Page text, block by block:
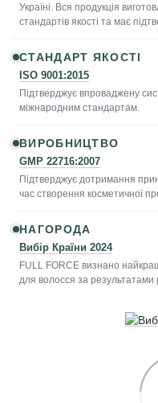
Україні. Вся продукція
стандартів якості та має
СТАНДАРТ ЯКОСТІ
ISO 9001:2015
Підтверджує впроваджену
міжнародним стандартам.
ВИРОБНИЦТВО
GMP 22716:2007
Підтверджує дотримання
час створення косметичної
НАГОРОДА
Вибір Країни 2024
FULL FORCE визнано
для волосся за результатами